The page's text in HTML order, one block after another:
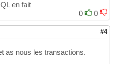
en fait
0
0
#4
as nous les transactions.